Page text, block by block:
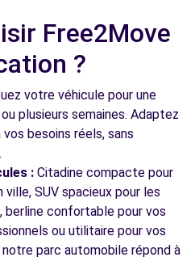
Free2Move
?
votre véhicule pour une
plusieurs semaines. Adaptez
besoins réels, sans
: Citadine compacte pour
SUV spacieux pour les
berline confortable pour vos
ou utilitaire pour vos
parc automobile répond à